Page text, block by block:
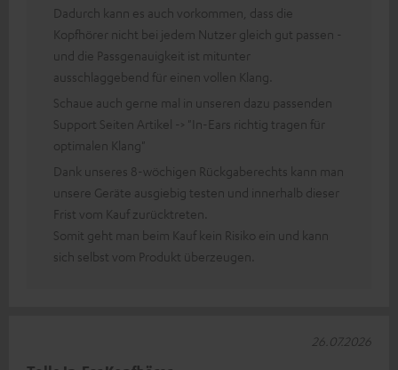
Dadurch kann es auch vorkommen, dass die
Kopfhörer nicht bei jedem Nutzer gleich gut passen -
und die Passgenauigkeit ist mitunter
ausschlaggebend für einen vollen Klang.
Schaue auch gerne mal in unseren dazu passenden
Support Seiten Artikel -> "In-Ears richtig tragen für
optimalen Klang"
Dank unseres 8-wöchigen Rückgaberechts kann man
unsere Geräte ausgiebig testen und innerhalb dieser
Frist vom Kauf zurücktreten.
Somit geht man beim Kauf kein Risiko ein und kann
sich selbst vom Produkt überzeugen.
26.07.2026